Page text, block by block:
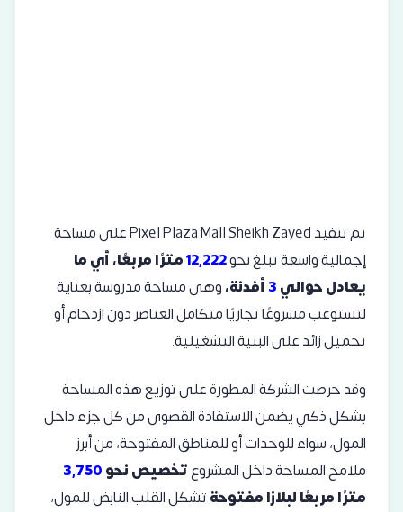
تم تنفيذ Pixel Plaza Mall Sheikh Zayed على مساحة
إجمالية واسعة تبلغ نحو12,222مترًا مربعًا، أي ما
يعادل حوالي3أفدنة،وهى مساحة مدروسة بعناية
لتستوعب مشروعًا تجاريًا متكامل العناصر دون ازدحام أو
تحميل زائد على البنية التشغيلية.
وقد حرصت الشركة المطورة على توزيع هذه المساحة
بشكل ذكي يضمن الاستفادة القصوى من كل جزء داخل
المول، سواء للوحدات أو للمناطق المفتوحة، من أبرز
ملامح المساحة داخل المشروعتخصيص نحو3,750
مترًا مربعًا لبلازا مفتوحةتشكل القلب النابض للمول،